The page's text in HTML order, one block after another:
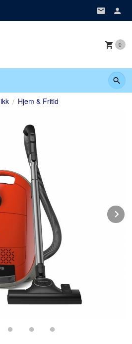
0
Hjem & Fritid